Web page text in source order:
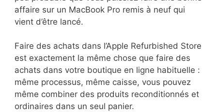
affaire sur un MacBook Pro remis à neuf qui
vient d’être lancé.
Faire des achats dans l’Apple Refurbished Store
est exactement la même chose que faire des
achats dans votre boutique en ligne habituelle :
même processus, même caisse, vous pouvez
même combiner des produits reconditionnés et
ordinaires dans un seul panier.